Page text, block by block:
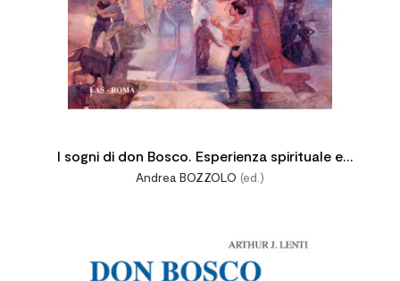
I sogni di don Bosco. Esperienza spirituale e
sapienza educativa
Andrea BOZZOLO (ed.)